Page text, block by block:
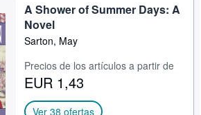
CERRAR
A Shower of Summer Days: A
Novel
Sarton, May
Precios de los artículos a partir de
EUR 1,43
Ver 38 ofertas